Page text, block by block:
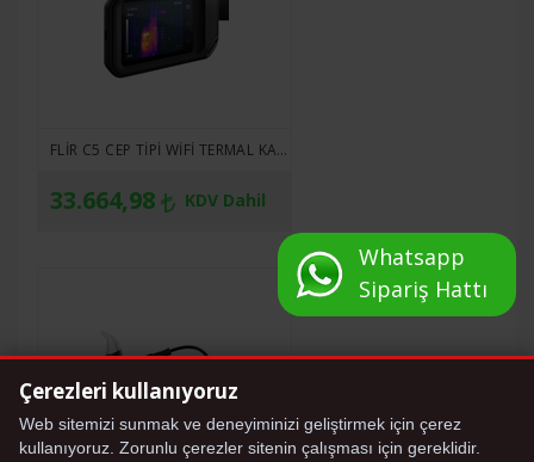
FLIR C5 CEP TIPI WIFI TERMAL KAMERA
33.664,98 KDV Dahil
Whatsapp
Sipariş Hattı
Çerezleri kullanıyoruz
Web sitemizi sunmak ve deneyiminizi geliştirmek için çerez
kullanıyoruz. Zorunlu çerezler sitenin çalışması için gereklidir.